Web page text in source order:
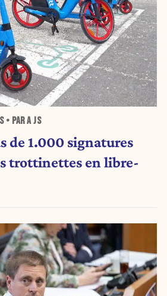
• PAR A JS
de 1.000 signatures
trottinettes en libre-